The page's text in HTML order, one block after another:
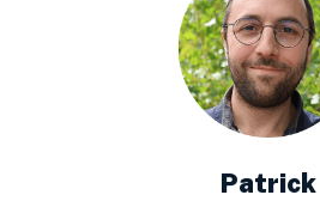
Patrick